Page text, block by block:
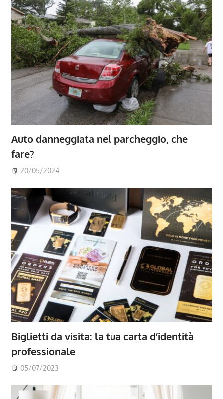
Auto danneggiata nel parcheggio, che
fare?
20/05/2024
Biglietti da visita: la tua carta d’identità
professionale
05/07/2023